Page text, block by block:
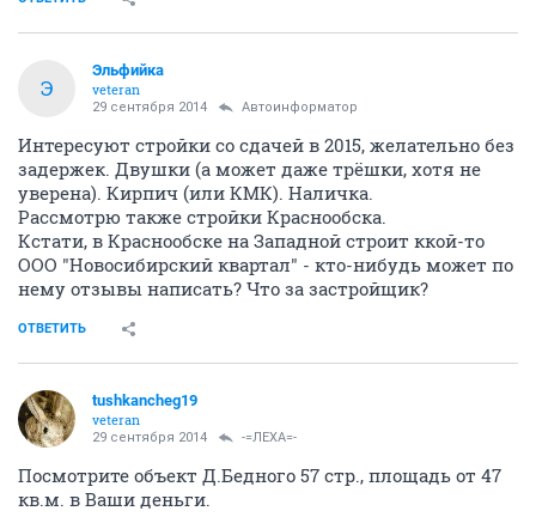
Э
Эльфийка
veteran
29 сентября 2014 Автоинформатор
Интересуют стройки со сдачей в 2015, желательно без
задержек. Двушки (а может даже трёшки, хотя не
уверена). Кирпич (или КМК). Наличка.
Рассмотрю также стройки Краснообска.
Кстати, в Краснообске на Западной строит ккой-то
ООО "Новосибирский квартал" - кто-нибудь может по
нему отзывы написать? Что за застройщик?
ОТВЕТИТЬ
tushkancheg19
veteran
29 сентября 2014 -=ЛЕХА=-
Посмотрите объект Д.Бедного 57 стр., площадь от 47
кв.м. в Ваши деньги.